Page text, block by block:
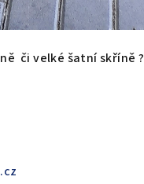
či velké šatní skříně ?